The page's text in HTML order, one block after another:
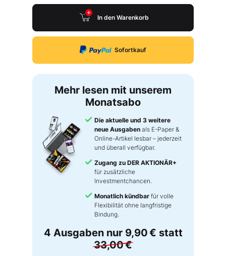
In den Warenkorb
Sofortkauf
Mehr lesen mit unserem
Monatsabo
Die aktuelle und 3 weitere
neue Ausgaben als E-Paper &
Online-Artikel lesbar – jederzeit
und überall verfügbar.
Zugang zu DER AKTIONÄR+
für zusätzliche
Investmentchancen.
Monatlich kündbar für volle
Flexibilität ohne langfristige
Bindung.
4 Ausgaben nur 9,90 € statt
33,00 €